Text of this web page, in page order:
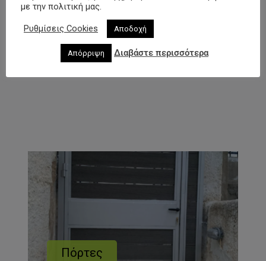
Πόρτες
με την πολιτική μας.
Ρυθμίσεις Cookies Αποδοχή
Απόρριψη Διαβάστε περισσότερα